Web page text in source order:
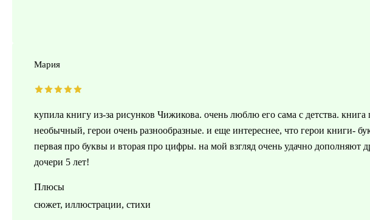
Мария
купила книгу из-за рисунков Чижикова. очень люблю его сама с детства. книга
необычный, герои очень разнообразные. и еще интереснее, что герои книги-
первая про буквы и вторая про цифры. на мой взгляд очень удачно дополняют
дочери 5 лет!
Плюсы
сюжет, иллюстрации, стихи